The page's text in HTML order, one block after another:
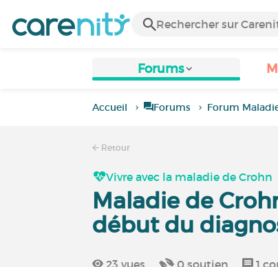
Forums
Accueil Forums Forum
Retour
Vivre avec la maladie de Crohn
Maladie de
début du
23 vues 0 soutien 1